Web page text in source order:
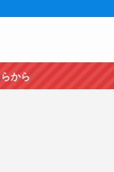
から